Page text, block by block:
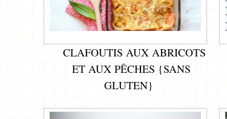
CLAFOUTIS AUX ABRICOTS
ET AUX PÊCHES {SANS
GLUTEN}